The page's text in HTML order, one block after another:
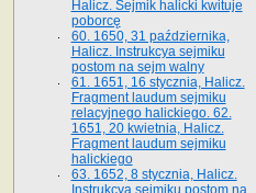
Halicz. Sejmik halicki kwituje
poborcę
60. 1650, 31 października,
Halicz. Instrukcya sejmiku
postom na sejm walny
61. 1651, 16 stycznia, Halicz.
Fragment laudum sejmiku
relacyjnego halickiego. 62.
1651, 20 kwietnia, Halicz.
Fragment laudum sejmiku
halickiego
63. 1652, 8 stycznia, Halicz.
Instrukcya sejmiku postom na